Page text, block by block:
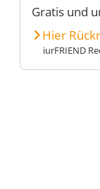
Gratis und
Hier
iurFRIEND